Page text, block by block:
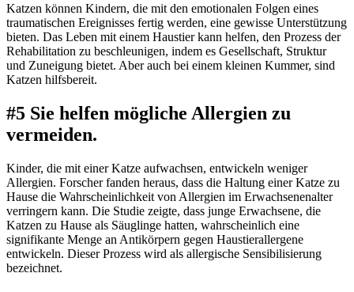
Katzen können Kindern, die mit den emotionalen Folgen eines
traumatischen Ereignisses fertig werden, eine gewisse Unterstützung
bieten. Das Leben mit einem Haustier kann helfen, den Prozess der
Rehabilitation zu beschleunigen, indem es Gesellschaft, Struktur
und Zuneigung bietet. Aber auch bei einem kleinen Kummer, sind
Katzen hilfsbereit.
#5 Sie helfen mögliche Allergien zu
vermeiden.
Kinder, die mit einer Katze aufwachsen, entwickeln weniger
Allergien. Forscher fanden heraus, dass die Haltung einer Katze zu
Hause die Wahrscheinlichkeit von Allergien im Erwachsenenalter
verringern kann. Die Studie zeigte, dass junge Erwachsene, die
Katzen zu Hause als Säuglinge hatten, wahrscheinlich eine
signifikante Menge an Antikörpern gegen Haustierallergene
entwickeln. Dieser Prozess wird als allergische Sensibilisierung
bezeichnet.